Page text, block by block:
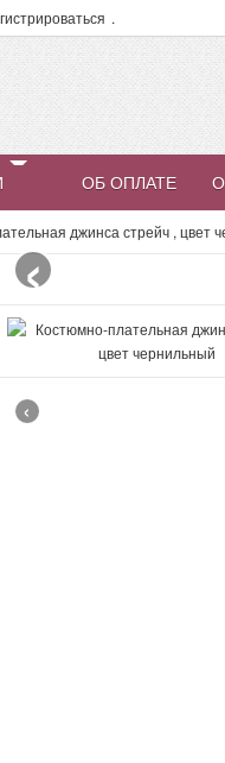
.
ОБ ОПЛАТЕ
джинса стрейч , цвет
‹
‹